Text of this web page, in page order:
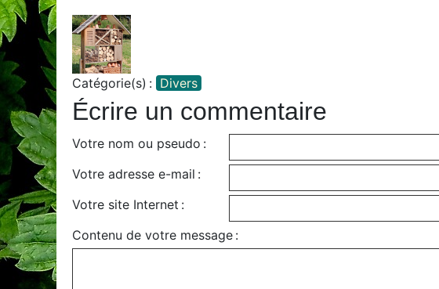
Catégorie(s) : Divers
Écrire un commentaire
Votre nom ou pseudo :
Votre adresse e-mail :
Votre site Internet :
Contenu de votre message :